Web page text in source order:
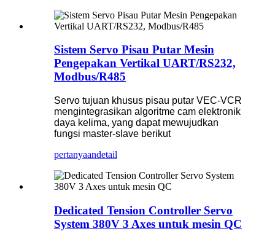
Sistem Servo Pisau Putar Mesin
Pengepakan Vertikal UART/RS232,
Modbus/R485
Servo tujuan khusus pisau putar VEC-VCR
mengintegrasikan algoritme cam elektronik
daya kelima, yang dapat mewujudkan
fungsi master-slave berikut
pertanyaandetail
Dedicated Tension Controller Servo
System 380V 3 Axes untuk mesin QC